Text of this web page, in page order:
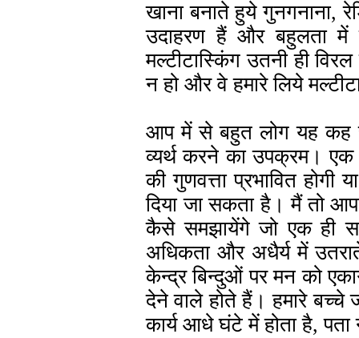
खाना बनाते हुये गुनगनाना,
उदाहरण हैं और बहुलता
मल्टीटास्किंग उतनी ही
न हो और वे हमारे लिये
आप में से बहुत लोग यह कह
व्यर्थ करने का उपक्रम। एक
की गुणवत्ता प्रभावित
दिया जा सकता है। मैं तो
कैसे समझायेंगे जो एक ही
अधिकता और अधैर्य में
केन्द्र बिन्दुओं पर मन को
देने वाले होते हैं। हमारे
कार्य आधे घंटे में होता है, पता